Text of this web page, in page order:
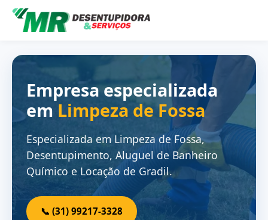
Empresa especializada
em Limpeza de Fossa
Especializada em Limpeza de Fossa,
Desentupimento, Aluguel de Banheiro
Químico e Locação de Gradil.
📞 (31) 99217-3328